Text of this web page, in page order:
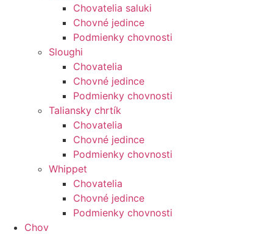
Chovatelia saluki
Chovné jedince
Podmienky chovnosti
Sloughi
Chovatelia
Chovné jedince
Podmienky chovnosti
Taliansky chrtík
Chovatelia
Chovné jedince
Podmienky chovnosti
Whippet
Chovatelia
Chovné jedince
Podmienky chovnosti
Chov